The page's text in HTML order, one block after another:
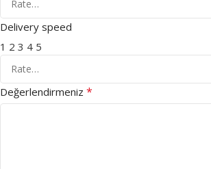
Delivery speed
1 2 3 4 5
Değerlendirmeniz *